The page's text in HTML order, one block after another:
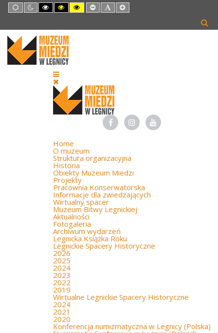
Default
mode
Night
mode
High
Contrast
mode
High
Contrast
mode
High
Contrast
mode
Set
Smaller
Set
Default
Set
Larger
Home
O muzeum
Struktura organizacyjna
Historia
Obiekty Muzeum Miedzi
Projekty
Pracownia Konserwatorska
Informacje dla zwiedzających
Wirtualny spacer
Muzeum Bitwy Legnickiej
Aktualności
Fotogaleria
Archiwum wydarzeń
Legnicka Książka Roku
Legnickie Spacery Historyczne
2026
2025
2024
2023
2022
2019
Wirtualne Legnickie Spacery Historyczne
2024
2021
2020
Konferencja numizmatyczna w Legnicy (Polska)